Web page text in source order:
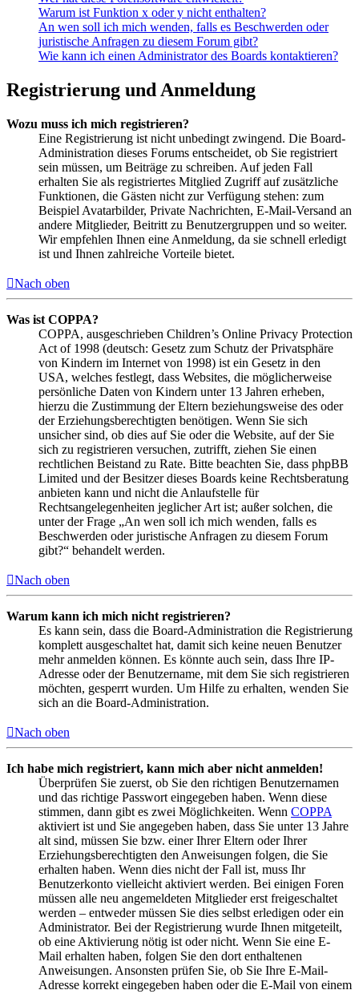
Warum ist Funktion x oder y nicht enthalten?
An wen soll ich mich wenden, falls es Beschwerden oder
juristische Anfragen zu diesem Forum gibt?
Wie kann ich einen Administrator des Boards kontaktieren?
Registrierung und Anmeldung
Wozu muss ich mich registrieren?
Eine Registrierung ist nicht unbedingt zwingend. Die Board-
Administration dieses Forums entscheidet, ob Sie registriert
sein müssen, um Beiträge zu schreiben. Auf jeden Fall
erhalten Sie als registriertes Mitglied Zugriff auf zusätzliche
Funktionen, die Gästen nicht zur Verfügung stehen: zum
Beispiel Avatarbilder, Private Nachrichten, E-Mail-Versand an
andere Mitglieder, Beitritt zu Benutzergruppen und so weiter.
Wir empfehlen Ihnen eine Anmeldung, da sie schnell erledigt
ist und Ihnen zahlreiche Vorteile bietet.
Nach oben
Was ist COPPA?
COPPA, ausgeschrieben Children’s Online Privacy Protection
Act of 1998 (deutsch: Gesetz zum Schutz der Privatsphäre
von Kindern im Internet von 1998) ist ein Gesetz in den
USA, welches festlegt, dass Websites, die möglicherweise
persönliche Daten von Kindern unter 13 Jahren erheben,
hierzu die Zustimmung der Eltern beziehungsweise des oder
der Erziehungsberechtigten benötigen. Wenn Sie sich
unsicher sind, ob dies auf Sie oder die Website, auf der Sie
sich zu registrieren versuchen, zutrifft, ziehen Sie einen
rechtlichen Beistand zu Rate. Bitte beachten Sie, dass phpBB
Limited und der Besitzer dieses Boards keine Rechtsberatung
anbieten kann und nicht die Anlaufstelle für
Rechtsangelegenheiten jeglicher Art ist; außer solchen, die
unter der Frage „An wen soll ich mich wenden, falls es
Beschwerden oder juristische Anfragen zu diesem Forum
gibt?“ behandelt werden.
Nach oben
Warum kann ich mich nicht registrieren?
Es kann sein, dass die Board-Administration die Registrierung
komplett ausgeschaltet hat, damit sich keine neuen Benutzer
mehr anmelden können. Es könnte auch sein, dass Ihre IP-
Adresse oder der Benutzername, mit dem Sie sich registrieren
möchten, gesperrt wurden. Um Hilfe zu erhalten, wenden Sie
sich an die Board-Administration.
Nach oben
Ich habe mich registriert, kann mich aber nicht anmelden!
Überprüfen Sie zuerst, ob Sie den richtigen Benutzernamen
und das richtige Passwort eingegeben haben. Wenn diese
stimmen, dann gibt es zwei Möglichkeiten. Wenn COPPA
aktiviert ist und Sie angegeben haben, dass Sie unter 13 Jahre
alt sind, müssen Sie bzw. einer Ihrer Eltern oder Ihrer
Erziehungsberechtigten den Anweisungen folgen, die Sie
erhalten haben. Wenn dies nicht der Fall ist, muss Ihr
Benutzerkonto vielleicht aktiviert werden. Bei einigen Foren
müssen alle neu angemeldeten Mitglieder erst freigeschaltet
werden – entweder müssen Sie dies selbst erledigen oder ein
Administrator. Bei der Registrierung wurde Ihnen mitgeteilt,
ob eine Aktivierung nötig ist oder nicht. Wenn Sie eine E-
Mail erhalten haben, folgen Sie den dort enthaltenen
Anweisungen. Ansonsten prüfen Sie, ob Sie Ihre E-Mail-
Adresse korrekt eingegeben haben oder die E-Mail von einem